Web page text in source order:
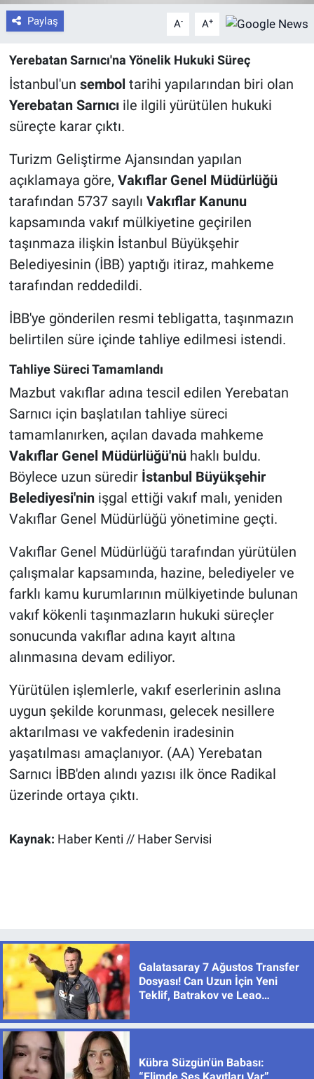
Paylaş A- A+
Yerebatan Sarnıcı'na Yönelik Hukuki Süreç
İstanbul'un sembol tarihi yapılarından biri olan
Yerebatan Sarnıcıile ilgili yürütülen hukuki
süreçte karar çıktı.
Turizm Geliştirme Ajansından yapılan
açıklamaya göre, Vakıflar Genel Müdürlüğü
tarafından 5737 sayılı Vakıflar Kanunu
kapsamında vakıf mülkiyetine geçirilen
taşınmaza ilişkin İstanbul Büyükşehir
Belediyesinin (İBB) yaptığı itiraz, mahkeme
tarafından reddedildi.
İBB'ye gönderilen resmi tebligatta, taşınmazın
belirtilen süre içinde tahliye edilmesi istendi.
Tahliye Süreci Tamamlandı
Mazbut vakıflar adına tescil edilen Yerebatan
Sarnıcı için başlatılan tahliye süreci
tamamlanırken, açılan davada mahkeme
Vakıflar Genel Müdürlüğü'nühaklı buldu.
Böylece uzun süredir İstanbul Büyükşehir
Belediyesi'ninişgal ettiği vakıf malı, yeniden
Vakıflar Genel Müdürlüğü yönetimine geçti.
Vakıflar Genel Müdürlüğü tarafından yürütülen
çalışmalar kapsamında, hazine, belediyeler ve
farklı kamu kurumlarının mülkiyetinde bulunan
vakıf kökenli taşınmazların hukuki süreçler
sonucunda vakıflar adına kayıt altına
alınmasına devam ediliyor.
Yürütülen işlemlerle, vakıf eserlerinin aslına
uygun şekilde korunması, gelecek nesillere
aktarılması ve vakfedenin iradesinin
yaşatılması amaçlanıyor. (AA) Yerebatan
Sarnıcı İBB'den alındı yazısı ilk önce Radikal
üzerinde ortaya çıktı.
Kaynak: Haber Kenti // Haber Servisi
Galatasaray 7 Ağustos Transfer
Dosyası! Can Uzun İçin Yeni
Teklif, Batrakov ve Leao
Kübra Süzgün'ün Babası:
“Elimde Ses Kayıtları Var”